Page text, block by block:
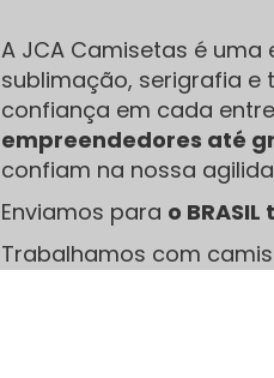
A JCA Camisetas é
sublimação, serigrafia e
confiança em cada
empreendedores até
confiam na nossa
Enviamos para o
Trabalhamos com